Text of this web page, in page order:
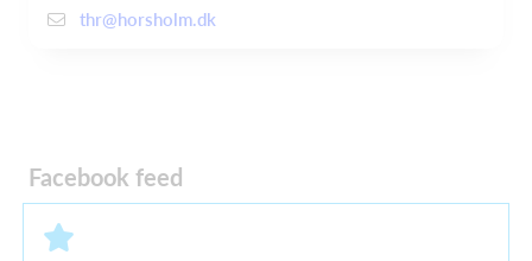
thr@horsholm.dk
Facebook feed